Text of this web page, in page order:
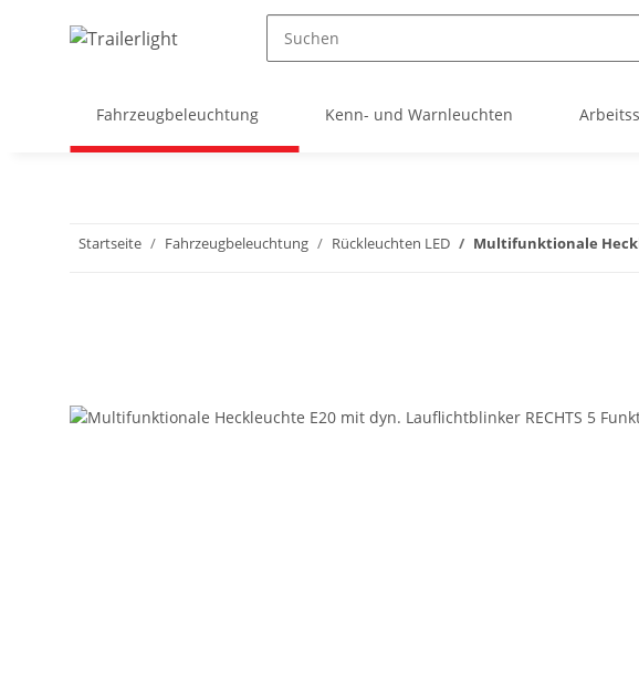
Fahrzeugbeleuchtung Kenn- und Warnleuchten
Startseite Fahrzeugbeleuchtung Rückleuchten LED Multifunktionale